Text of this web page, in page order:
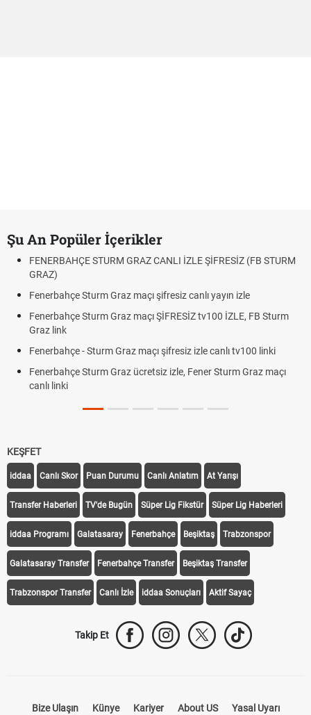
Şu An Popüler İçerikler
FENERBAHÇE STURM GRAZ CANLI İZLE ŞİFRESİZ (FB STURM
GRAZ)
Fenerbahçe Sturm Graz maçı şifresiz canlı yayın izle
Fenerbahçe Sturm Graz maçı ŞİFRESİZ tv100 İZLE, FB Sturm
Graz link
Fenerbahçe - Sturm Graz maçı şifresiz izle canlı tv100 linki
Fenerbahçe Sturm Graz ücretsiz izle, Fener Sturm Graz maçı
canlı linki
KEŞFET
iddaa Canlı Skor Puan Durumu Canlı Anlatım At Yarışı
Transfer Haberleri TV'de Bugün Süper Lig Fikstür Süper Lig Haberleri
iddaa Programı Galatasaray Fenerbahçe Beşiktaş Trabzonspor
Galatasaray Transfer Fenerbahçe Transfer Beşiktaş Transfer
Trabzonspor Transfer Canlı İzle iddaa Sonuçları Aktif Sayaç
Takip Et
Bize Ulaşın Künye Kariyer About US Yasal Uyarı